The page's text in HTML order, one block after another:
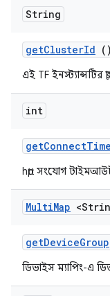
String
getClusterId ()
এই TF ইনস্ট্যান্সটির
int
getConnect
http সংযোগ
MultiMap
getDeviceGroup
ডিভাইস ম্যাপিং-এ